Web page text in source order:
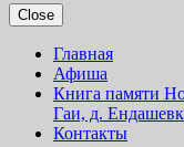
Close
Главная
Афиша
Книга памяти
Гаи, д.
Контакты